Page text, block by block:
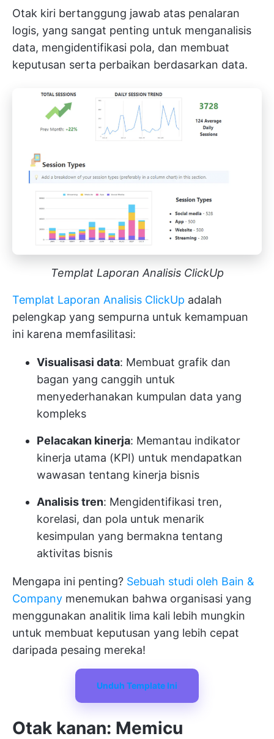
Otak kiri bertanggung jawab atas penalaran
logis, yang sangat penting untuk menganalisis
data, mengidentifikasi pola, dan membuat
keputusan serta perbaikan berdasarkan data.
Templat Laporan Analisis ClickUp
Templat Laporan Analisis ClickUp adalah
pelengkap yang sempurna untuk kemampuan
ini karena memfasilitasi:
Visualisasi data: Membuat grafik dan
bagan yang canggih untuk
menyederhanakan kumpulan data yang
kompleks
Pelacakan kinerja: Memantau indikator
kinerja utama (KPI) untuk mendapatkan
wawasan tentang kinerja bisnis
Analisis tren: Mengidentifikasi tren,
korelasi, dan pola untuk menarik
kesimpulan yang bermakna tentang
aktivitas bisnis
Mengapa ini penting? Sebuah studi oleh Bain &
Company menemukan bahwa organisasi yang
menggunakan analitik lima kali lebih mungkin
untuk membuat keputusan yang lebih cepat
daripada pesaing mereka!
Unduh Template Ini
Otak kanan: Memicu